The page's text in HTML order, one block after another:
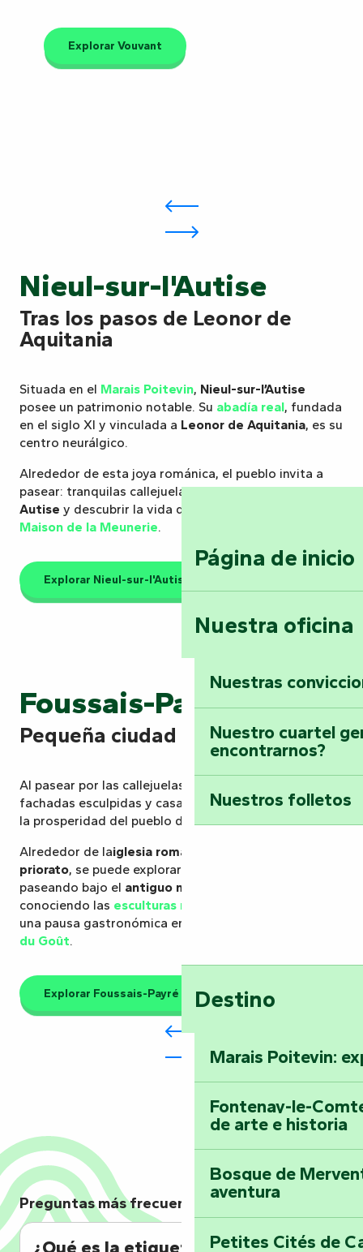
Página de inicio
Nuestra oficina
Nuestras
Nuestro cuartel
encontrarnos?
Nuestros folletos
Destino
Marais Poitevin:
Fontenay-le-
de arte e historia
Bosque de
aventura
Petites Cités de
Explorar Vouvant
Nieul-sur-l'Autise
Tras los pasos de Leonor de
Aquitania
Situada en el Marais Poitevin, Nieul-sur-l’Autise
posee un patrimonio notable. Su abadía real, fundada
en el siglo XI y vinculada a Leonor de Aquitania, es su
centro neurálgico.
Alrededor de esta joya románica, el pueblo invita a
pasear: tranquilas callejuelas, un paseo alo largo del
Autise y descubrir la vida de un molinero en la
Maison de la Meunerie.
Explorar Nieul-sur-l'Autise
Foussais-Payré
Pequeña ciudad renacentista
Al pasear por las callejuelas de
fachadas esculpidas y casas antiguas que atestiguan
la prosperidad del pueblo durante el
Alrededor de laiglesia románica
priorato, se puede explorar el corazón del pueblo
paseando bajo el antiguo mercado cubierto
conociendo las esculturas monumentales
una pausa gastronómica en la
du Goût.
Explorar Foussais-Payré
Preguntas más frecuentes